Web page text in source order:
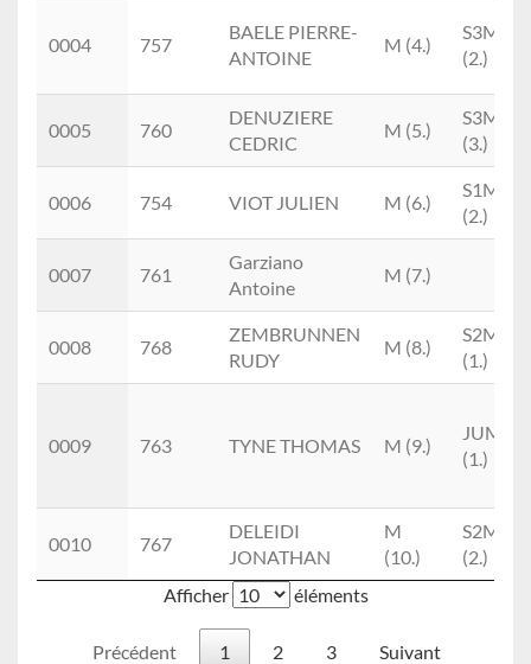
0004 757
BAELE PIERRE-
ANTOINE
M (4.)
S3M
(2.)
0005 760
DENUZIERE
CEDRIC
M (5.)
S3M
(3.)
0006 754 VIOT JULIEN M (6.)
S1M
(2.)
0007 761
Garziano
Antoine
M (7.)
0008 768
ZEMBRUNNEN
RUDY
M (8.)
S2M
(1.)
0009 763 TYNE THOMAS M (9.)
JUM
(1.)
0010 767
DELEIDI
JONATHAN
M
(10.)
S2M
(2.)
Afficher
éléments
Précédent 1 2 3 Suivant